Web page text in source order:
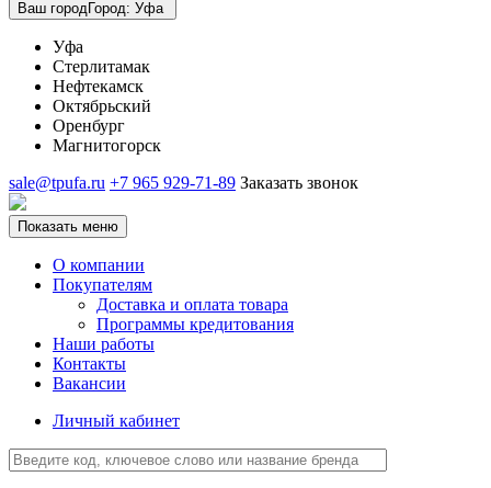
Ваш городГород: Уфа
Уфа
Стерлитамак
Нефтекамск
Октябрьский
Оренбург
Магнитогорск
sale@tpufa.ru +7 965 929-71-89 Заказать звонок
Показать меню
О компании
Покупателям
Доставка и оплата товара
Программы кредитования
Наши работы
Контакты
Вакансии
Личный кабинет